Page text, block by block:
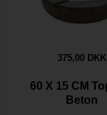
375,00 DKK
60 X 15 CM
Beton